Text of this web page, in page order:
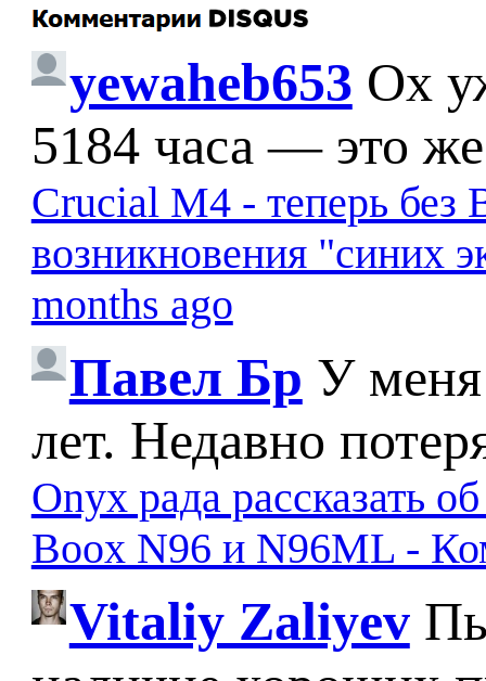
yewaheb653 Ох
5184 часа — это
Crucial M4 - теперь без
возникновения "синих
months ago
Павел Бр У меня
лет. Недавно
Onyx рада рассказать
Boox N96 и N96ML -
Vitaliy Zaliyev